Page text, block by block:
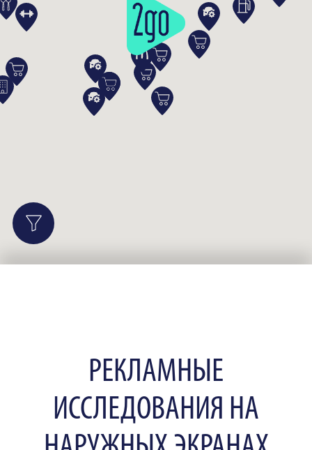
РЕКЛАМНЫЕ
ИССЛЕДОВАНИЯ НА